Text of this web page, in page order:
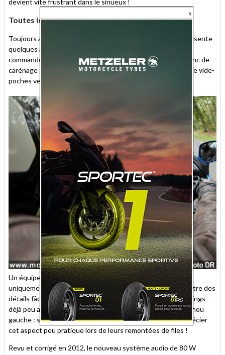
Toutes les excellentes choses n'ont pas de fin ?
Toujours aussi bien équipée, la GL 1800 Goldwing 2012 présente
quelques aménagements bien agréables au quotidien : les
commandes du système audio ont migré du réservoir au flanc de
carénage gauche, ce qui a permis à Honda de placer un vaste vide-
poches verrouillable au-dessus de la trappe à essence.
Un équipement bien utile, mais dépourvu de charnières et
uniquement disponible sur la version sans airbag... Au chapitre des
détails fâcheux, signalons aussi que la commande des warnings -
déjà peu accessible auparavant - a migré juste devant le genou
gauche : sûr que les moto-taxis vont particulièrement apprécier
cet aspect peu pratique lors de leurs remontées de files !
Revu et corrigé en 2012, le nouveau système audio de 80 W